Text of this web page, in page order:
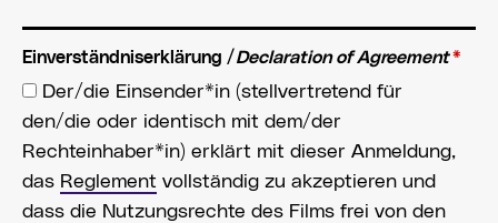
Einverständniserklärung /Declaration of Agreement*
Der/die Einsender*in (stellvertretend für
den/die oder identisch mit dem/der
Rechteinhaber*in) erklärt mit dieser Anmeldung,
das Reglement vollständig zu akzeptieren und
dass die Nutzungsrechte des Films frei von den